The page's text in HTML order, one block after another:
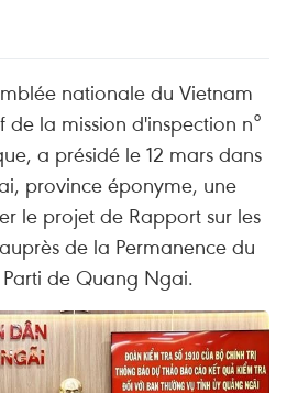
nationale du Vietnam
de la mission d'inspection n°
a présidé le 12 mars dans
province éponyme, une
le projet de Rapport sur les
de la Permanence du
de Quang Ngai.